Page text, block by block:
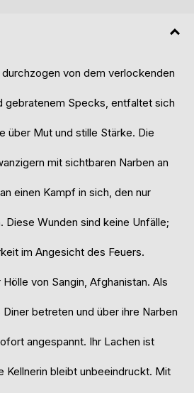
durchzogen von dem verlockenden
gebratenem Specks, entfaltet sich
über Mut und stille Stärke. Die
mit sichtbaren Narben an
einen Kampf in sich, den nur
Diese Wunden sind keine Unfälle;
im Angesicht des Feuers.
von Sangin, Afghanistan. Als
betreten und über ihre Narben
angespannt. Ihr Lachen ist
Kellnerin bleibt unbeeindruckt. Mit